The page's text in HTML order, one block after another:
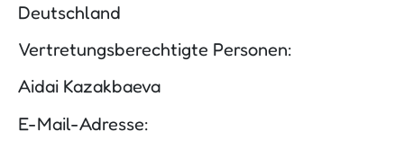
Deutschland
Vertretungsberechtigte Personen:
Aidai Kazakbaeva
E-Mail-Adresse: